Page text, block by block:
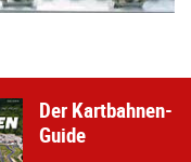
Der Kartbahnen-
Guide